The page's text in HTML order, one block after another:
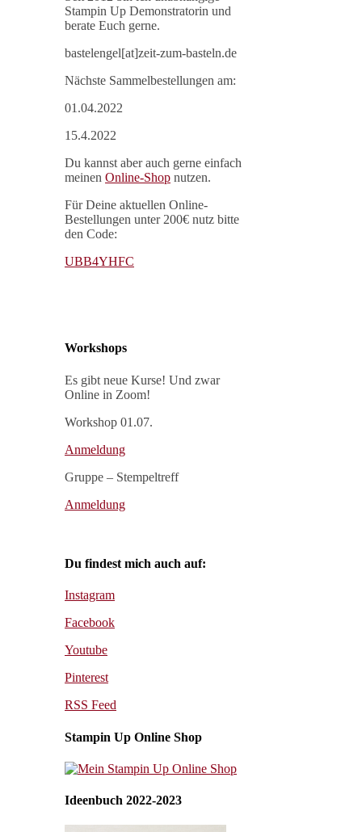
Stampin Up Demonstratorin und
berate Euch gerne.
bastelengel[at]zeit-zum-basteln.de
Nächste Sammelbestellungen am:
01.04.2022
15.4.2022
Du kannst aber auch gerne einfach
meinen Online-Shop nutzen.
Für Deine aktuellen Online-
Bestellungen unter 200€ nutz bitte
den Code:
UBB4YHFC
Workshops
Es gibt neue Kurse! Und zwar
Online in Zoom!
Workshop 01.07.
Anmeldung
Gruppe – Stempeltreff
Anmeldung
Du findest mich auch auf:
Instagram
Facebook
Youtube
Pinterest
RSS Feed
Stampin Up Online Shop
Ideenbuch 2022-2023